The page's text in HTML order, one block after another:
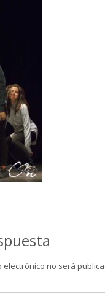
electrónico no será